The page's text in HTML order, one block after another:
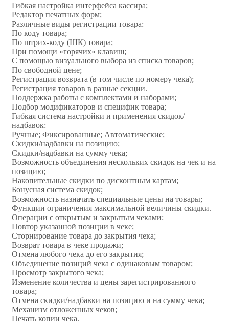
Гибкая настройка интерфейса кассира;
Редактор печатных форм;
Различные виды регистрации товара:
По коду товара;
По штрих-коду (ШК) товара;
При помощи «горячих» клавиш;
С помощью визуального выбора из списка товаров;
По свободной цене;
Регистрация возврата (в том числе по номеру чека);
Регистрация товаров в разные секции.
Поддержка работы с комплектами и наборами;
Подбор модификаторов и специфик товара;
Гибкая система настройки и применения скидок/
надбавок:
Ручные; Фиксированные; Автоматические;
Скидки/надбавки на позицию;
Скидки/надбавки на сумму чека;
Возможность объединения нескольких скидок на чек и на
позицию;
Накопительные скидки по дисконтным картам;
Бонусная система скидок;
Возможность назначать специальные цены на товары;
Функции ограничения максимальной величины скидки.
Операции с открытым и закрытым чеками:
Повтор указанной позиции в чеке;
Сторнирование товара до закрытия чека;
Возврат товара в чеке продажи;
Отмена любого чека до его закрытия;
Объединение позиций чека с одинаковым товаром;
Просмотр закрытого чека;
Изменение количества и цены зарегистрированного
товара;
Отмена скидки/надбавки на позицию и на сумму чека;
Механизм отложенных чеков;
Печать копии чека.